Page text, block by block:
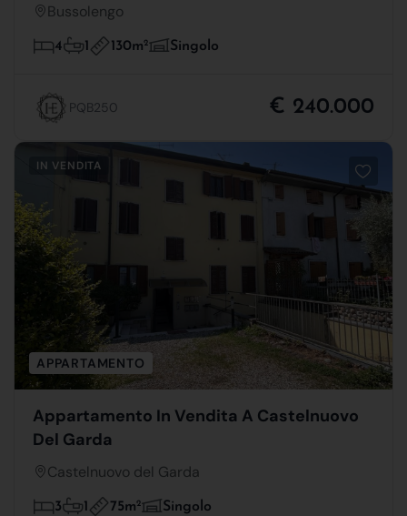
Bussolengo
4 1 130m2 Singolo
PQB250 € 240.000
IN VENDITA
APPARTAMENTO
Appartamento In Vendita A Castelnuovo
Del Garda
Castelnuovo del Garda
3 1 75m2 Singolo